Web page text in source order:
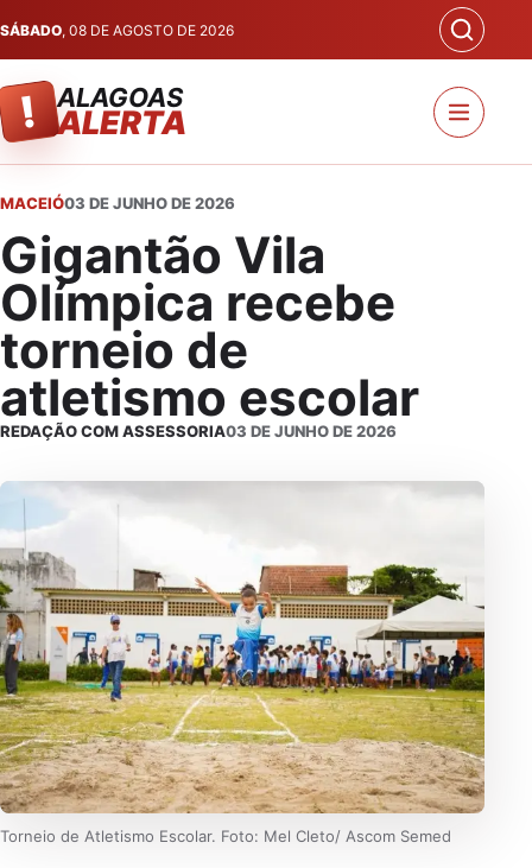
SÁBADO, 08 DE AGOSTO DE 2026
! ALAGOAS
ALERTA
MACEIÓ03 DE JUNHO DE 2026
Gigantão Vila
Olímpica recebe
torneio de
atletismo escolar
REDAÇÃO COM ASSESSORIA03 DE JUNHO DE 2026
Torneio de Atletismo Escolar. Foto: Mel Cleto/ Ascom Semed